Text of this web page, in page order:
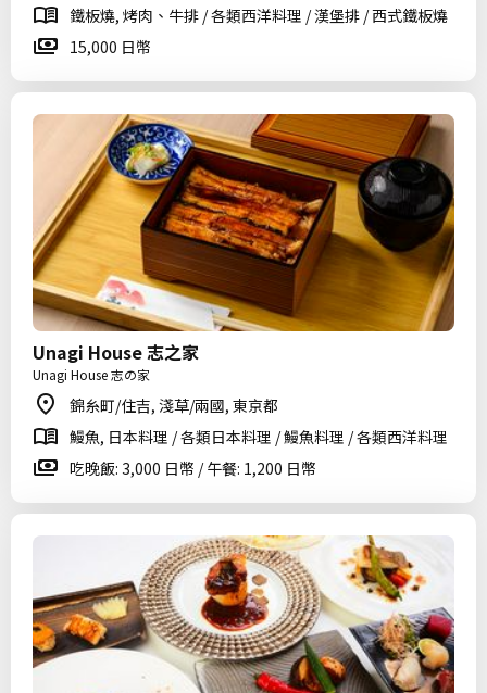
鐵板燒, 烤肉、牛排 / 各類西洋料理 / 漢堡排 / 西式鐵板燒
15,000 日幣
Unagi House 志之家
Unagi House 志の家
錦糸町/住吉, 淺草/兩國, 東京都
鰻魚, 日本料理 / 各類日本料理 / 鰻魚料理 / 各類西洋料理
吃晚飯: 3,000 日幣 / 午餐: 1,200 日幣